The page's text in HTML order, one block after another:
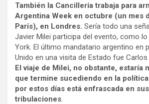
También la Cancillería trabaja para
Argentina Week en octubre (un mes
París), en Londres. Sería todo una
Javier Milei participa del evento, como
York. El último mandatario argentino en
Unido en una visita de Estado fue Carlos
El viaje de Milei, no obstante, estaría
que termine sucediendo en la
por estos días está enfrascada en
tribulaciones